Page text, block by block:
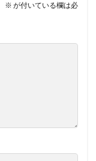
※ が付いている欄は必